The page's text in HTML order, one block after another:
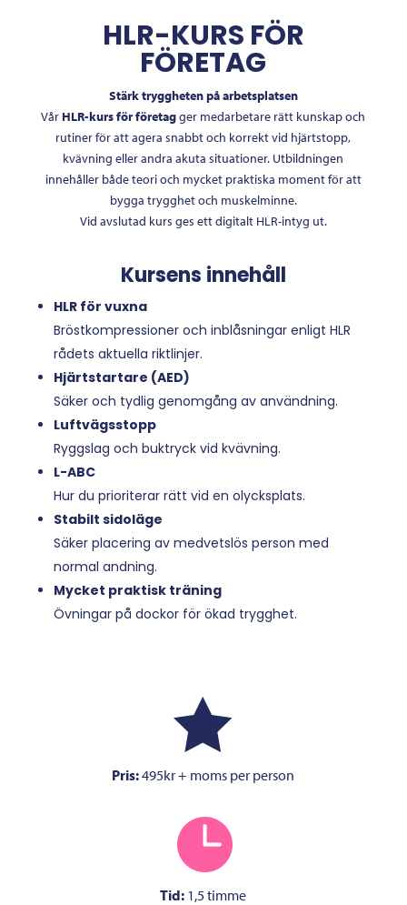
HLR-KURS FÖR
FÖRETAG
Stärk tryggheten på arbetsplatsen
Vår HLR-kurs för företagger medarbetare rätt kunskap och
rutiner för att agera snabbt och korrekt vid hjärtstopp,
kvävning eller andra akuta situationer. Utbildningen
innehåller både teori och mycket praktiska moment för att
bygga trygghet och muskelminne.
Vid avslutad kurs ges ett digitalt HLR-intyg ut.
Kursens innehåll
HLR för vuxna
Bröstkompressioner och inblåsningar enligt HLR
rådets aktuella riktlinjer.
Hjärtstartare (AED)
Säker och tydlig genomgång av användning.
Luftvägsstopp
Ryggslag och buktryck vid kvävning.
L-ABC
Hur du prioriterar rätt vid en olycksplats.
Stabilt sidoläge
Säker placering av medvetslös person med
normal andning.
Mycket praktisk träning
Övningar på dockor för ökad trygghet.

Pris:495kr + moms per person

Tid: 1,5 timme